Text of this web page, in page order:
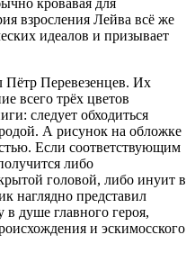
взросления Лейва всё же
идеалов и призывает
Перевезенцев. Их
всего трёх цветов
следует обходиться
А рисунок на обложке
Если соответствующим
либо
головой, либо инуит в
наглядно представил
душе главного героя,
и эскимосского